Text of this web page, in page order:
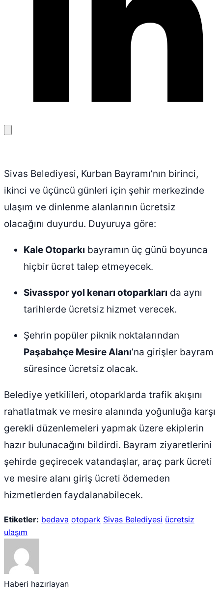
kopyala
Sivas Belediyesi, Kurban Bayramı’nın birinci,
ikinci ve üçüncü günleri için şehir merkezinde
ulaşım ve dinlenme alanlarının ücretsiz
olacağını duyurdu. Duyuruya göre:
Kale Otoparkı bayramın üç günü boyunca
hiçbir ücret talep etmeyecek.
Sivasspor yol kenarı otoparkları da aynı
tarihlerde ücretsiz hizmet verecek.
Şehrin popüler piknik noktalarından
Paşabahçe Mesire Alanı’na girişler bayram
süresince ücretsiz olacak.
Belediye yetkilileri, otoparklarda trafik akışını
rahatlatmak ve mesire alanında yoğunluğa karşı
gerekli düzenlemeleri yapmak üzere ekiplerin
hazır bulunacağını bildirdi. Bayram ziyaretlerini
şehirde geçirecek vatandaşlar, araç park ücreti
ve mesire alanı giriş ücreti ödemeden
hizmetlerden faydalanabilecek.
Etiketler: bedava otopark Sivas Belediyesi ücretsiz
ulaşım
Haberi hazırlayan